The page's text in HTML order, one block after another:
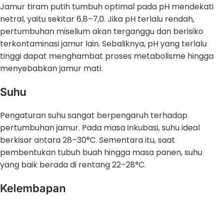
Jamur tiram putih tumbuh optimal pada pH mendekati
netral, yaitu sekitar 6,8–7,0. Jika pH terlalu rendah,
pertumbuhan miselium akan terganggu dan berisiko
terkontaminasi jamur lain. Sebaliknya, pH yang terlalu
tinggi dapat menghambat proses metabolisme hingga
menyebabkan jamur mati.
Suhu
Pengaturan suhu sangat berpengaruh terhadap
pertumbuhan jamur. Pada masa inkubasi, suhu ideal
berkisar antara 28–30°C. Sementara itu, saat
pembentukan tubuh buah hingga masa panen, suhu
yang baik berada di rentang 22–28°C.
Kelembapan